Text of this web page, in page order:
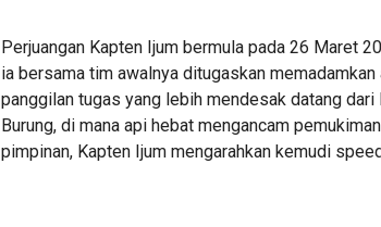
Perjuangan Kapten Ijum bermula pada 26 Maret
ia bersama tim awalnya ditugaskan
panggilan tugas yang lebih mendesak datang
Burung, di mana api hebat mengancam
pimpinan, Kapten Ijum mengarahkan kemudi